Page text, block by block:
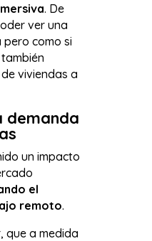
. De
ver una
como si
viviendas a
demanda
un impacto
el
remoto.
que a medida